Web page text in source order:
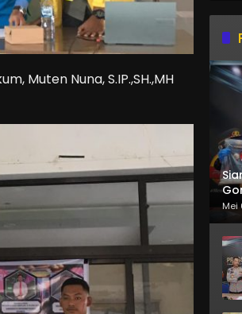
Muten Nuna, S.IP.,SH.,MH
Mei